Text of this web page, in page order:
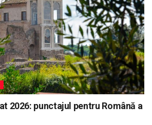
2026: punctajul pentru Română a